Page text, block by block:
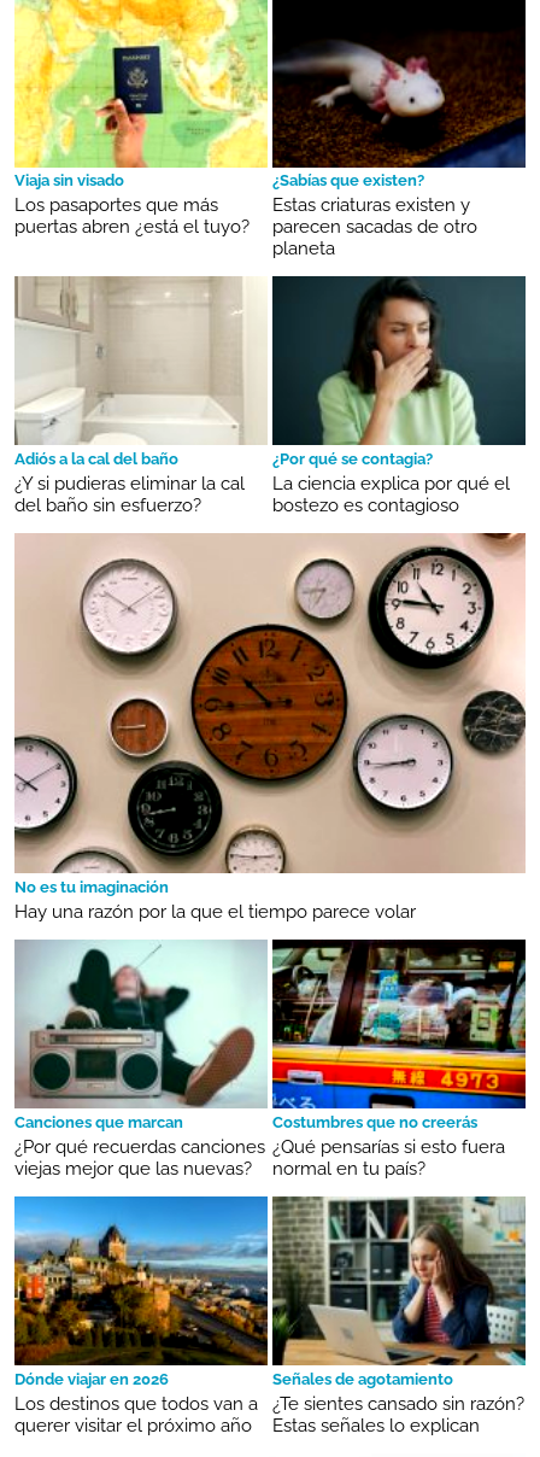
Viaja sin visado
Los pasaportes que más
puertas abren ¿está el tuyo?
¿Sabías que existen?
Estas criaturas existen y
parecen sacadas de otro
planeta
Adiós a la cal del baño
¿Y si pudieras eliminar la cal
del baño sin esfuerzo?
¿Por qué se contagia?
La ciencia explica por qué el
bostezo es contagioso
No es tu imaginación
Hay una razón por la que el tiempo parece volar
Canciones que marcan
¿Por qué recuerdas canciones
viejas mejor que las nuevas?
Costumbres que no creerás
¿Qué pensarías si esto fuera
normal en tu país?
Dónde viajar en 2026
Los destinos que todos van a
querer visitar el próximo año
Señales de agotamiento
¿Te sientes cansado sin razón?
Estas señales lo explican